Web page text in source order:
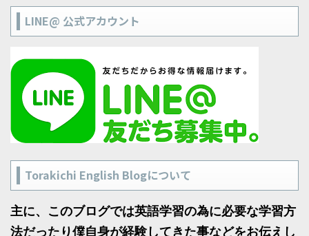
LINE@ 公式アカウント
Torakichi English Blogについて
主に、このブログでは英語学習の為に必要な学習方
法だったり僕自身が経験してきた事などをお伝えし